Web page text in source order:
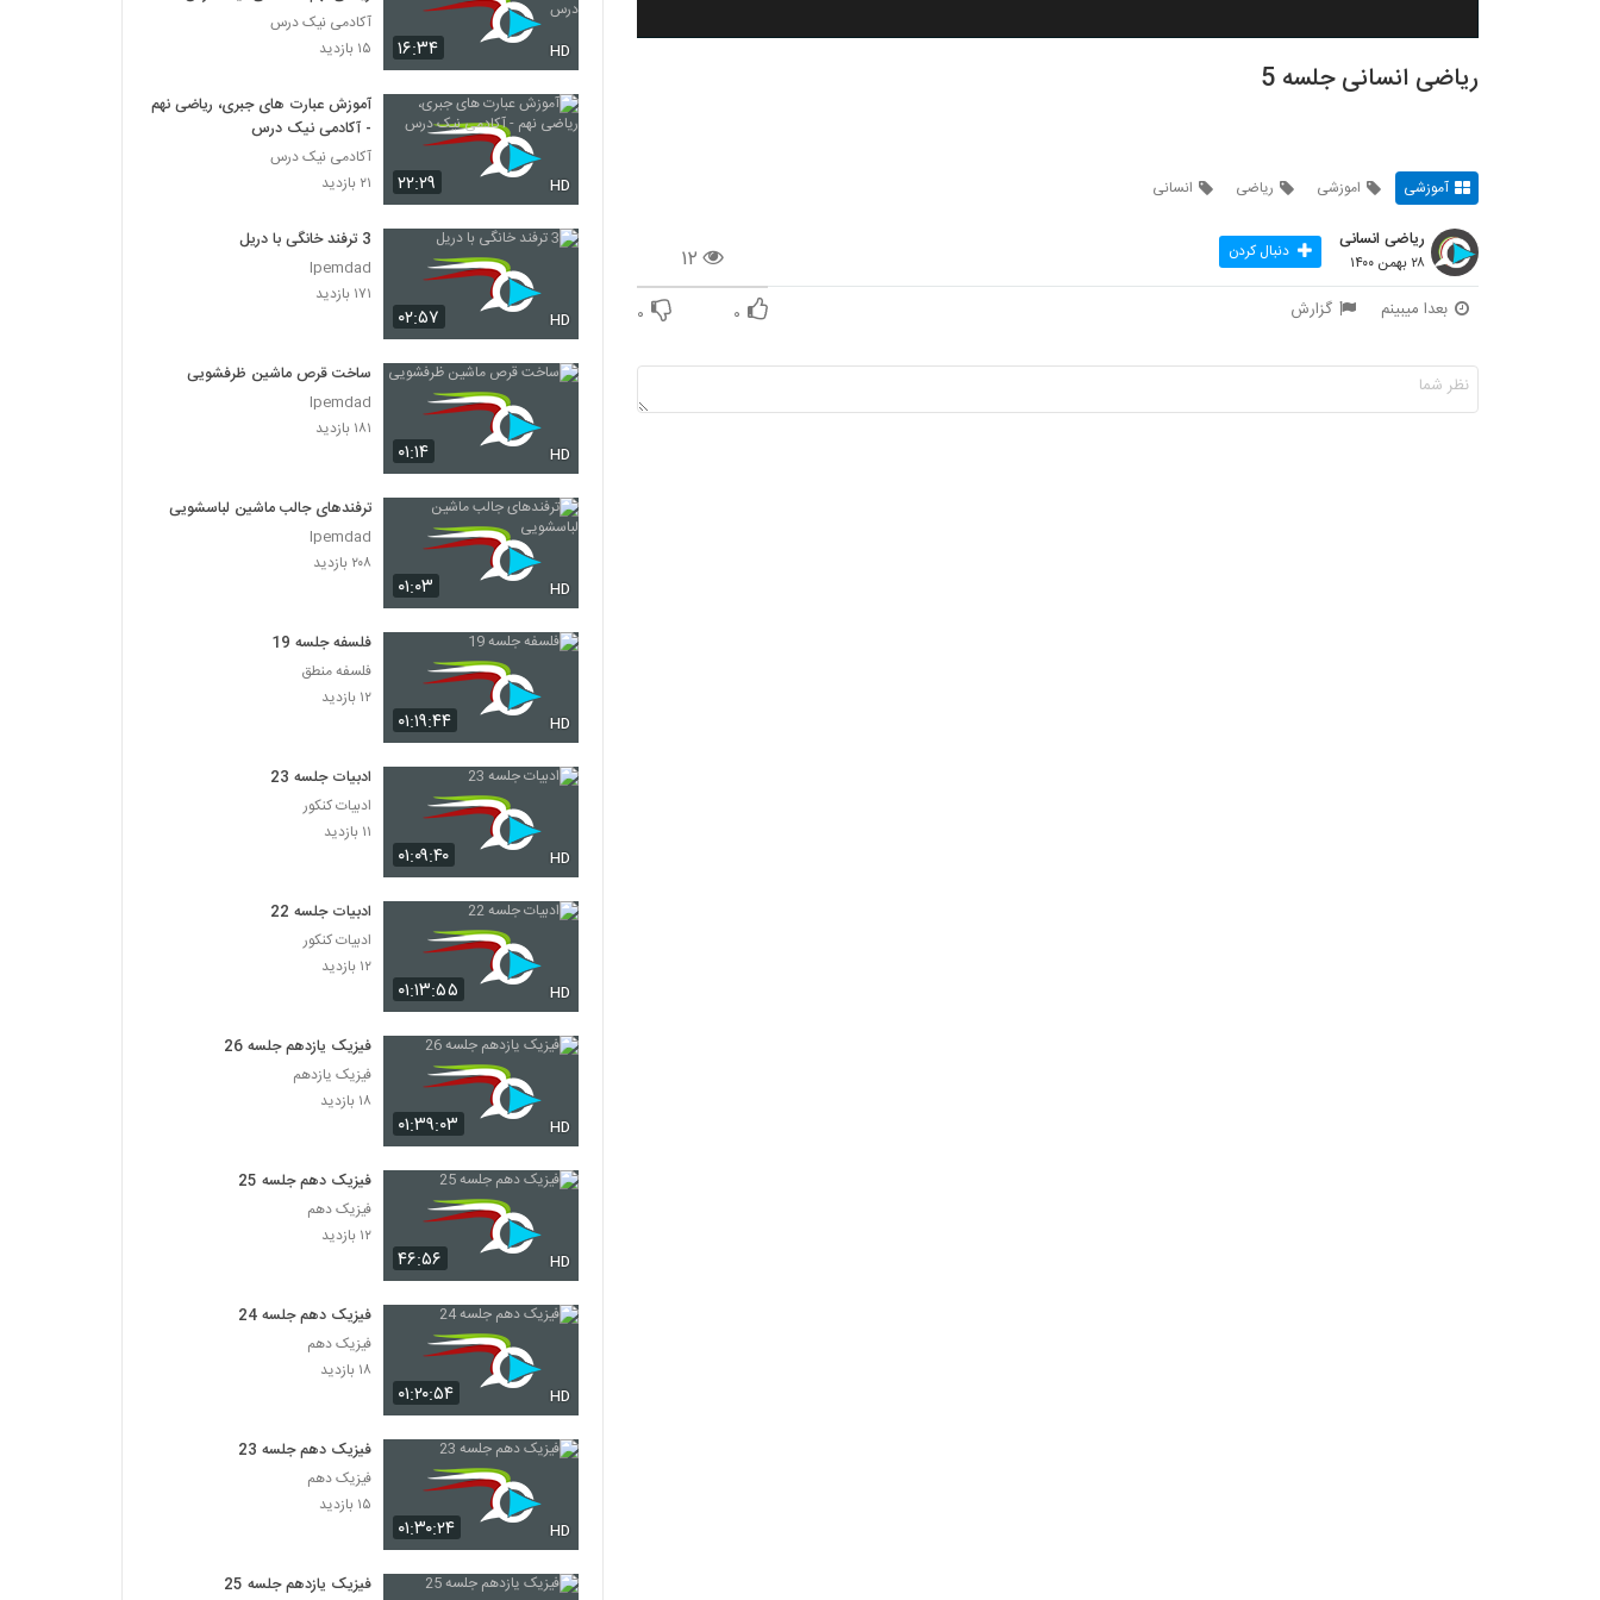
ریاضی انسانی جلسه 5
آموزشی اموزشی ریاضی انسانی
۱۲
ریاضی انسانی
۲۸ بهمن ۱۴۰۰ دنبال کردن
بعدا میبینم گزارش ۰ ۰
۱۶:۳۴ HD
آکادمی نیک درس
۱۵ بازدید
۲۲:۲۹ HD
آموزش عبارت های جبری، ریاضی نهم
- آکادمی نیک درس
آکادمی نیک درس
۲۱ بازدید
۰۲:۵۷ HD
3 ترفند خانگی با دریل
Ipemdad
۱۷۱ بازدید
۰۱:۱۴ HD
ساخت قرص ماشین ظرفشویی
Ipemdad
۱۸۱ بازدید
۰۱:۰۳ HD
ترفندهای جالب ماشین لباسشویی
Ipemdad
۲۰۸ بازدید
۰۱:۱۹:۴۴ HD
فلسفه جلسه 19
فلسفه منطق
۱۲ بازدید
۰۱:۰۹:۴۰ HD
ادبیات جلسه 23
ادبیات کنکور
۱۱ بازدید
۰۱:۱۳:۵۵ HD
ادبیات جلسه 22
ادبیات کنکور
۱۲ بازدید
۰۱:۳۹:۰۳ HD
فیزیک یازدهم جلسه 26
فیزیک یازدهم
۱۸ بازدید
۴۶:۵۶ HD
فیزیک دهم جلسه 25
فیزیک دهم
۱۲ بازدید
۰۱:۲۰:۵۴ HD
فیزیک دهم جلسه 24
فیزیک دهم
۱۸ بازدید
۰۱:۳۰:۲۴ HD
فیزیک دهم جلسه 23
فیزیک دهم
۱۵ بازدید
فیزیک یازدهم جلسه 25